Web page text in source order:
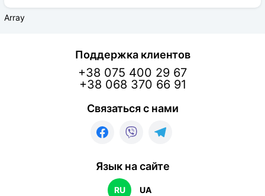
Array
Поддержка клиентов
+38 075 400 29 67
+38 068 370 66 91
Связаться с нами
Язык на сайте
RU UA